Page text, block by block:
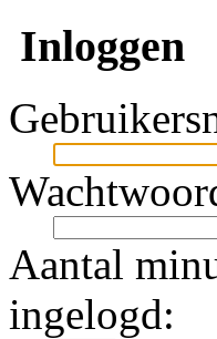
Inloggen
Aantal
ingelogd: